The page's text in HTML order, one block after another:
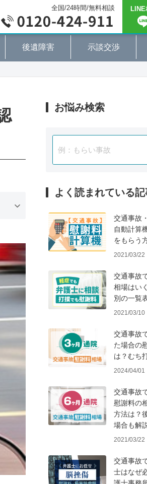
全国/24時間/無料相談 LINE
後遺障害 示談交渉
お悩み検索
よく読まれている
交通事故
自動計算
をもらう
2021/03/22
交通事故
相場はい
別の一覧
2021/03/10
交通事故
た場合の
は？むち
2024/04/01
交通事故
慰謝料の
方法は？
場合も解
2021/03/22
交通事故
士はなぜ